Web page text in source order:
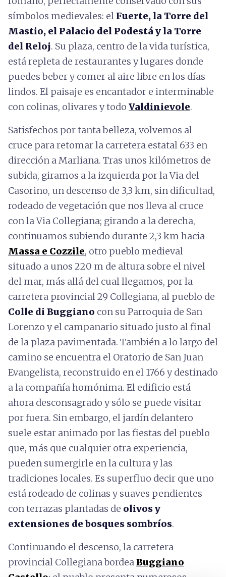
símbolos medievales: el Fuerte, la Torre del
Mastio, el Palacio del Podestá y la Torre
del Reloj. Su plaza, centro de la vida turística,
está repleta de restaurantes y lugares donde
puedes beber y comer al aire libre en los días
lindos. El paisaje es encantador e interminable
con colinas, olivares y todo Valdinievole.
Satisfechos por tanta belleza, volvemos al
cruce para retomar la carretera estatal 633 en
dirección a Marliana. Tras unos kilómetros de
subida, giramos a la izquierda por la Via del
Casorino, un descenso de 3,3 km, sin dificultad,
rodeado de vegetación que nos lleva al cruce
con la Via Collegiana; girando a la derecha,
continuamos subiendo durante 2,3 km hacia
Massa e Cozzile, otro pueblo medieval
situado a unos 220 m de altura sobre el nivel
del mar, más allá del cual llegamos, por la
carretera provincial 29 Collegiana, al pueblo de
Colle di Buggiano con su Parroquia de San
Lorenzo y el campanario situado justo al final
de la plaza pavimentada. También a lo largo del
camino se encuentra el Oratorio de San Juan
Evangelista, reconstruido en el 1766 y destinado
a la compañía homónima. El edificio está
ahora desconsagrado y sólo se puede visitar
por fuera. Sin embargo, el jardín delantero
suele estar animado por las fiestas del pueblo
que, más que cualquier otra experiencia,
pueden sumergirle en la cultura y las
tradiciones locales. Es superfluo decir que uno
está rodeado de colinas y suaves pendientes
con terrazas plantadas de olivos y
extensiones de bosques sombríos.
Continuando el descenso, la carretera
provincial Collegiana bordeaBuggiano